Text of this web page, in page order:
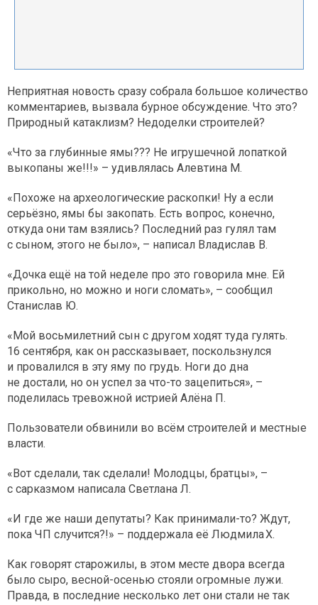
Неприятная новость сразу собрала большое количество
комментариев, вызвала бурное обсуждение. Что это?
Природный катаклизм? Недоделки строителей?
«Что за глубинные ямы??? Не игрушечной лопаткой
выкопаны же!!!» – удивлялась Алевтина М.
«Похоже на археологические раскопки! Ну а если
серьёзно, ямы бы закопать. Есть вопрос, конечно,
откуда они там взялись? Последний раз гулял там
с сыном, этого не было», – написал Владислав В.
«Дочка ещё на той неделе про это говорила мне. Ей
прикольно, но можно и ноги сломать», – сообщил
Станислав Ю.
«Мой восьмилетний сын с другом ходят туда гулять.
16 сентября, как он рассказывает, поскользнулся
и провалился в эту яму по грудь. Ноги до дна
не достали, но он успел за что-то зацепиться», –
поделилась тревожной истрией Алёна П.
Пользователи обвинили во всём строителей и местные
власти.
«Вот сделали, так сделали! Молодцы, братцы», –
с сарказмом написала Светлана Л.
«И где же наши депутаты? Как принимали-то? Ждут,
пока ЧП случится?!» – поддержала её Людмила Х.
Как говорят старожилы, в этом месте двора всегда
было сыро, весной-осенью стояли огромные лужи.
Правда, в последние несколько лет они стали не так